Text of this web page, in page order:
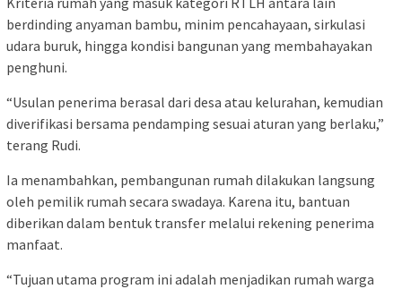
berdinding anyaman bambu, minim pencahayaan, sirkulasi
udara buruk, hingga kondisi bangunan yang membahayakan
penghuni.
“Usulan penerima berasal dari desa atau kelurahan, kemudian
diverifikasi bersama pendamping sesuai aturan yang berlaku,”
terang Rudi.
Ia menambahkan, pembangunan rumah dilakukan langsung
oleh pemilik rumah secara swadaya. Karena itu, bantuan
diberikan dalam bentuk transfer melalui rekening penerima
manfaat.
“Tujuan utama program ini adalah menjadikan rumah warga